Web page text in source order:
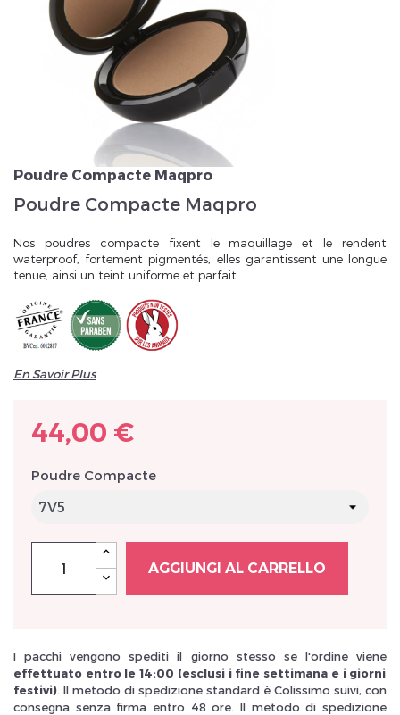
Veuillez réinitialiser votre mot de passe
Poudre Compacte Maqpro
Poudre Compacte Maqpro
Nos poudres compacte fixent le maquillage et le rendent
waterproof, fortement pigmentés, elles garantissent une longue
tenue, ainsi un teint uniforme et parfait.
En Savoir Plus
44,00 €
Poudre Compacte
AGGIUNGI AL CARRELLO
I pacchi vengono spediti il giorno stesso se l'ordine viene
effettuato entro le 14:00 (esclusi i fine settimana e i giorni
festivi) . Il metodo di spedizione standard è Colissimo suivi, con
consegna senza firma entro 48 ore. Il metodo di spedizione